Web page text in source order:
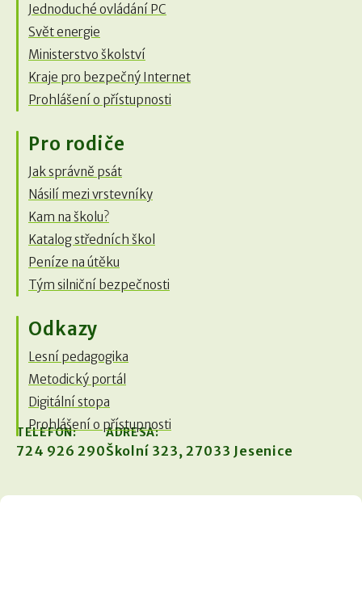
Jednoduché ovládání PC
Svět energie
Ministerstvo školství
Kraje pro bezpečný Internet
Prohlášení o přístupnosti
Pro rodiče
Jak správně psát
Násilí mezi vrstevníky
Kam na školu?
Katalog středních škol
Peníze na útěku
Tým silniční bezpečnosti
Odkazy
Lesní pedagogika
Metodický portál
Digitální stopa
Prohlášení o přístupnosti
TELEFON:
724 926 290
ADRESA:
Školní 323, 27033 Jesenice